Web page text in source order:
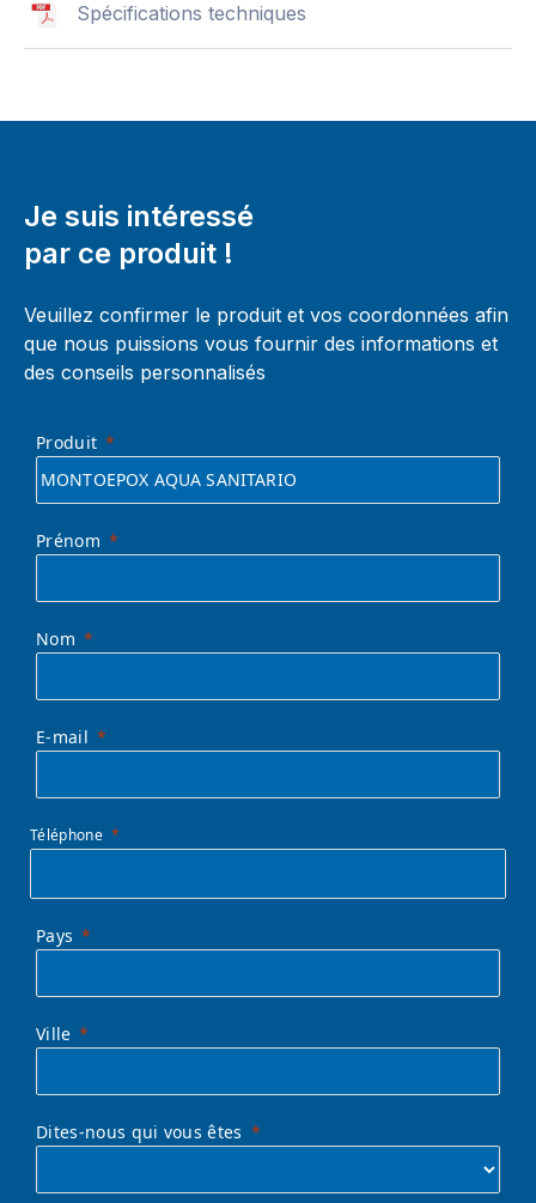
Spécifications techniques
Je suis intéressé
par ce produit !
Veuillez confirmer le produit et vos coordonnées afin
que nous puissions vous fournir des informations et
des conseils personnalisés
Produit
Prénom
Nom
E-mail
Téléphone
Pays
Ville
Dites-nous qui vous êtes